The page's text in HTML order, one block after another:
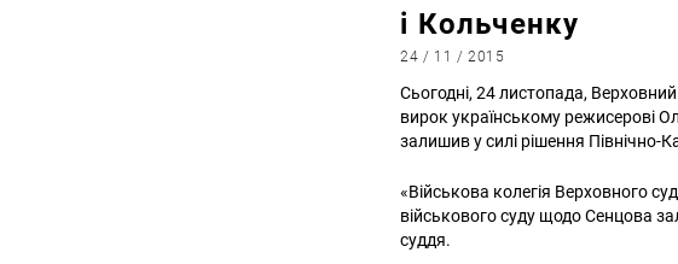
і Кольченку
24 / 11 / 2015
Сьогодні, 24 листопада, Верховний
вирок українському режисерові
залишив у силі рішення
«Військова колегія Верховного
військового суду щодо Сенцова
суддя.